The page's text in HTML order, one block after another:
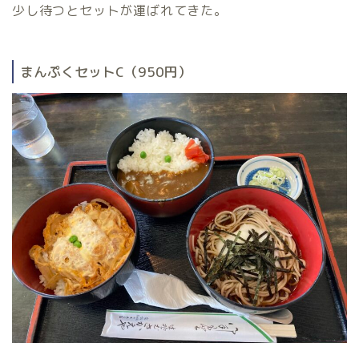
少し待つとセットが運ばれてきた。
まんぷくセットC（950円）